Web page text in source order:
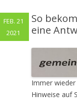
So
eine
Immer
Hinweise auf
FEB. 21
2021